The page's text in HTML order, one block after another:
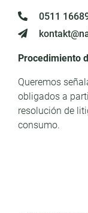
0511
Procedimiento
Queremos
obligados a
resolución de
consumo.